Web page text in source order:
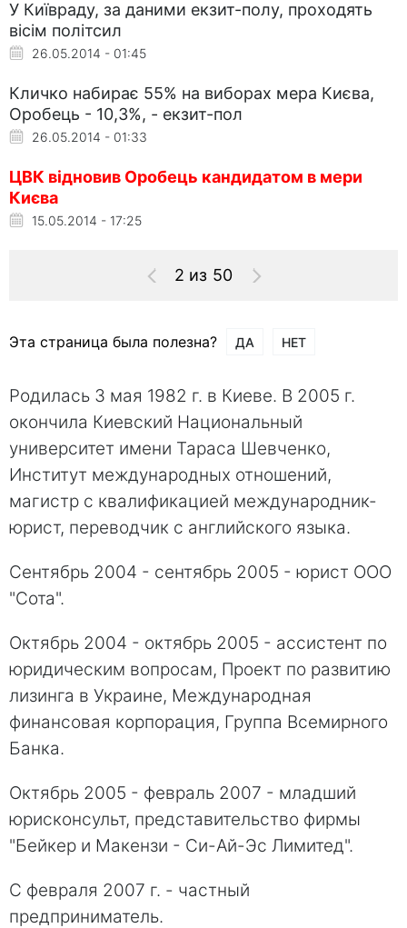
У Київраду, за даними екзит-полу, проходять
вісім політсил
26.05.2014 - 01:45
Кличко набирає 55% на виборах мера Києва,
Оробець - 10,3%, - екзит-пол
26.05.2014 - 01:33
ЦВК відновив Оробець кандидатом в мери
Києва
15.05.2014 - 17:25
2 из 50
Эта страница была полезна? ДА НЕТ
Родилась 3 мая 1982 г. в Киеве. В 2005 г.
окончила Киевский Национальный
университет имени Тараса Шевченко,
Институт международных отношений,
магистр с квалификацией международник-
юрист, переводчик с английского языка.
Сентябрь 2004 - сентябрь 2005 - юрист ООО
"Сота".
Октябрь 2004 - октябрь 2005 - ассистент по
юридическим вопросам, Проект по развитию
лизинга в Украине, Международная
финансовая корпорация, Группа Всемирного
Банка.
Октябрь 2005 - февраль 2007 - младший
юрисконсульт, представительство фирмы
"Бейкер и Макензи - Си-Ай-Эс Лимитед".
С февраля 2007 г. - частный
предприниматель.